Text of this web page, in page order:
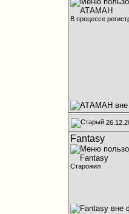
В процессе
Fantasy
Старожил